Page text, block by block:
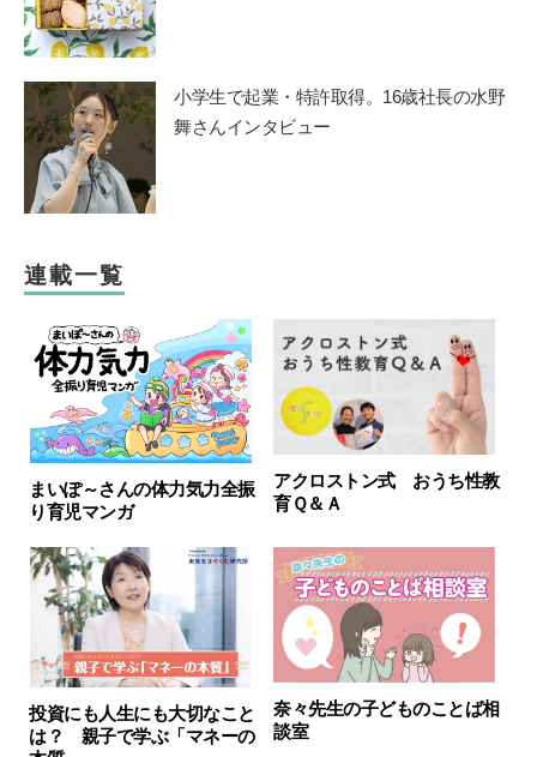
小学生で起業・特許取得。16歳社長の水野
舞さんインタビュー
連載一覧
まいぽ～さんの体力気力全振
り育児マンガ
アクロストン式 おうち性教
育Ｑ＆Ａ
投資にも人生にも大切なこと
は？ 親子で学ぶ「マネーの
奈々先生の子どものことば相
談室